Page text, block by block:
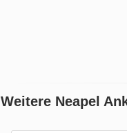
Weitere Neapel